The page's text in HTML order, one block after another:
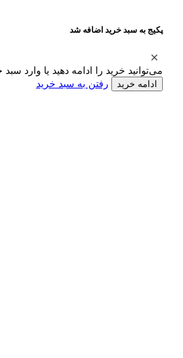
پکیج به سبد خرید اضافه شد
می‌توانید خرید را ادامه دهید یا وارد سبد
ادامه خرید رفتن به سبد خرید